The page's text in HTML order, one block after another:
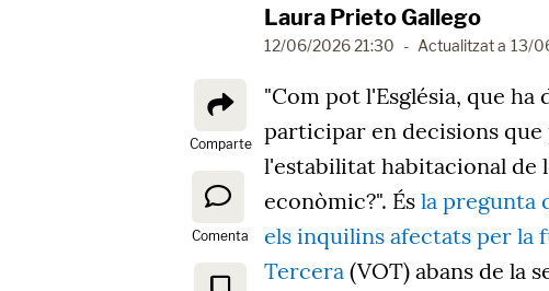
Laura Prieto Gallego
12/06/2026 21:30 - Actualitzat a 13/
Comparte
Comenta
"Com pot l'Església, que ha
participar en decisions que
l'estabilitat habitacional de
econòmic?". És la pregunta
els inquilins afectats per la
Tercera (VOT) abans de la